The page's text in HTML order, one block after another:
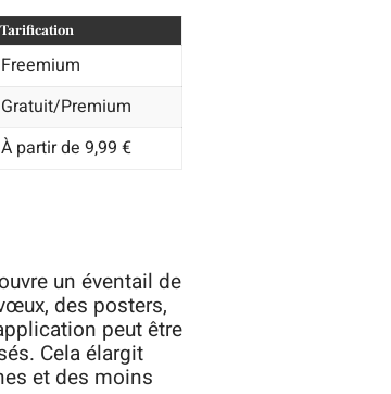
Tarification
Freemium
Gratuit/Premium
À partir de 9,99 €
un éventail de
des posters,
peut être
Cela élargit
et des moins